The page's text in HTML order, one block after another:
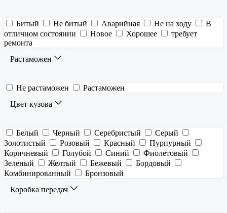
Битый Не битый Аварийная Не на ходу
В
отличном состоянии
Новое Хорошее
требует
ремонта
Растаможен
Не растаможен
Растаможен
Цвет кузова
Белый Черный Серебристый
Серый
Золотистый
Розовый Красный
Пурпурный
Коричневый
Голубой Синий
Фиолетовый
Зеленый
Желтый Бежевый
Бордовый
Комбинированный
Бронзовый
Коробка передач